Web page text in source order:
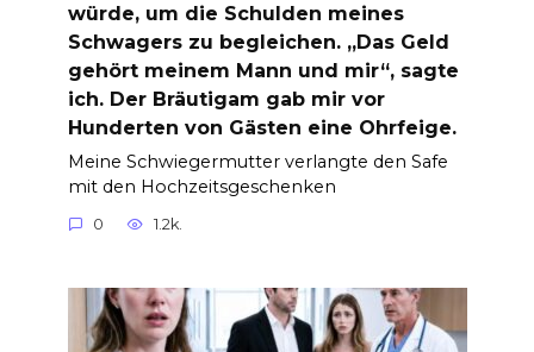
würde, um die Schulden meines
Schwagers zu begleichen. „Das Geld
gehört meinem Mann und mir“, sagte
ich. Der Bräutigam gab mir vor
Hunderten von Gästen eine Ohrfeige.
Meine Schwiegermutter verlangte den Safe
mit den Hochzeitsgeschenken
0 1.2k.